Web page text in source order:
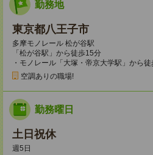
勤務地
東京都八王子市
多摩モノレール 松が谷駅
「松が谷駅」から徒歩15分
・モノレール「大塚・帝京大学駅」から
空調ありの職場!
勤務曜日
土日祝休
週5日